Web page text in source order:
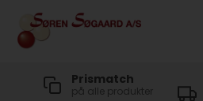
Prismatch
på alle produkter